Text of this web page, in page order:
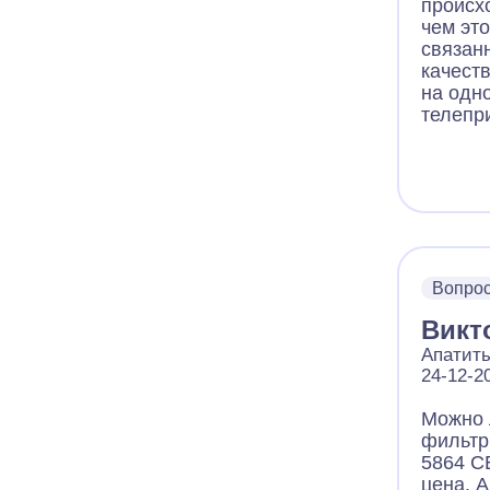
чем
на
24-12-
Можно
5864
цена.